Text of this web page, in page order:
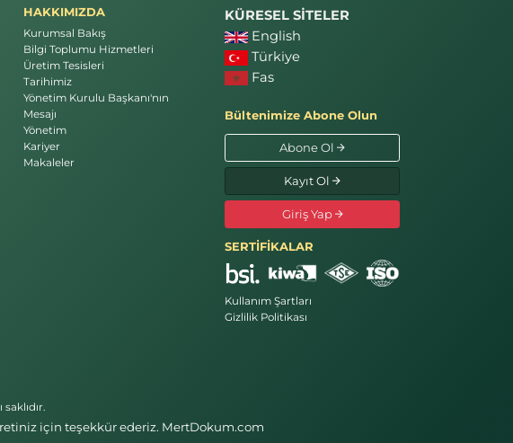
HAKKIMIZDA
Kurumsal Bakış
Bilgi Toplumu Hizmetleri
Üretim Tesisleri
Tarihimiz
Yönetim Kurulu Başkanı'nın
Mesajı
Yönetim
Kariyer
Makaleler
KÜRESEL SİTELER
English
Türkiye
Fas
Bültenimize Abone Olun
Abone Ol
Kayıt Ol
Giriş Yap
SERTİFİKALAR
Kullanım Şartları
Gizlilik Politikası
için teşekkür ederiz. MertDokum.com